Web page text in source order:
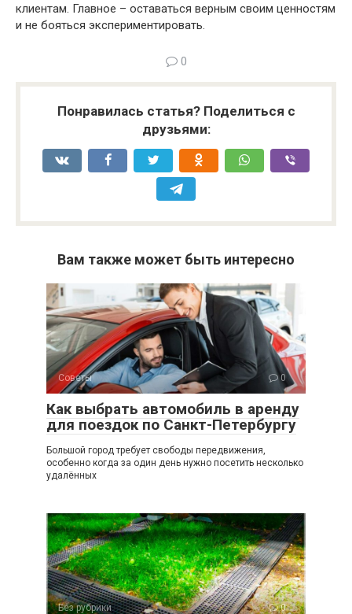
клиентам. Главное – оставаться верным своим ценностям
и не бояться экспериментировать.
0
Понравилась статья? Поделиться с
друзьями:
Вам также может быть интересно
Советы 0
Как выбрать автомобиль в аренду
для поездок по Санкт-Петербургу
Большой город требует свободы передвижения,
особенно когда за один день нужно посетить несколько
удалённых
Без рубрики 0